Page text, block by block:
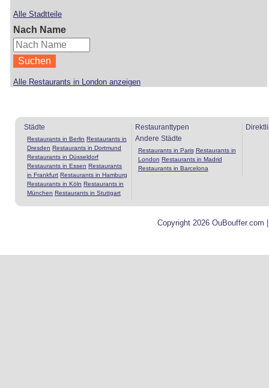
Alle Stadtteile
Nach Name
Alle Restaurants in London anzeigen
Städte
Restaurants in Berlin Restaurants in
Dresden Restaurants in Dortmund
Restaurants in Düsseldorf
Restaurants in Essen Restaurants
in Frankfurt Restaurants in Hamburg
Restaurants in Köln Restaurants in
München Restaurants in Stuttgart
Restauranttypen
Andere Städte
Restaurants in Paris Restaurants in
London Restaurants in Madrid
Restaurants in Barcelona
Copyright 2026 OuBouffer.com